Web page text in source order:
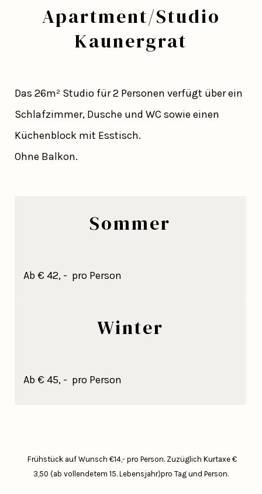
Apartment/Studio
Kaunergrat
Das 26m² Studio für 2 Personen verfügt über ein
Schlafzimmer, Dusche und WC sowie einen
Küchenblock mit Esstisch.
Ohne Balkon.
Sommer
Ab € 42, - pro Person
Winter
Ab € 45, - pro Person
Frühstück auf Wunsch €14,- pro Person.Zuzüglich Kurtaxe €
3,50 (ab vollendetem 15. Lebensjahr)pro Tag und Person.